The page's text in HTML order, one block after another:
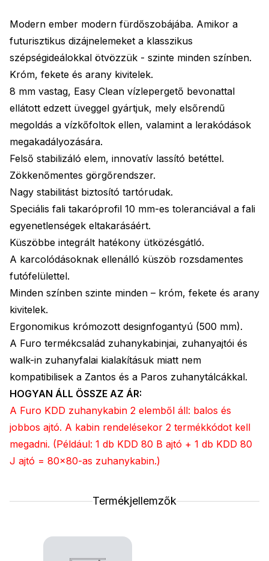
Modern ember modern fürdőszobájába. Amikor a
futurisztikus dizájnelemeket a klasszikus
szépségideálokkal ötvözzük - szinte minden színben.
Króm, fekete és arany kivitelek.
8 mm vastag, Easy Clean vízlepergető bevonattal
ellátott edzett üveggel gyártjuk, mely elsőrendű
megoldás a vízkőfoltok ellen, valamint a lerakódások
megakadályozására.
Felső stabilizáló elem, innovatív lassító betéttel.
Zökkenőmentes görgőrendszer.
Nagy stabilitást biztosító tartórudak.
Speciális fali takaróprofil 10 mm-es toleranciával a fali
egyenetlenségek eltakarásáért.
Küszöbbe integrált hatékony ütközésgátló.
A karcolódásoknak ellenálló küszöb rozsdamentes
futófelülettel.
Minden színben szinte minden – króm, fekete és arany
kivitelek.
Ergonomikus krómozott designfogantyú (500 mm).
A Furo termékcsalád zuhanykabinjai, zuhanyajtói és
walk-in zuhanyfalai kialakításuk miatt nem
kompatibilisek a Zantos és a Paros zuhanytálcákkal.
HOGYAN ÁLL ÖSSZE AZ ÁR:
A Furo KDD zuhanykabin 2 elemből áll: balos és
jobbos ajtó. A kabin rendelésekor 2 termékkódot kell
megadni. (Például: 1 db KDD 80 B ajtó + 1 db KDD 80
J ajtó = 80x80-as zuhanykabin.)
Termékjellemzők